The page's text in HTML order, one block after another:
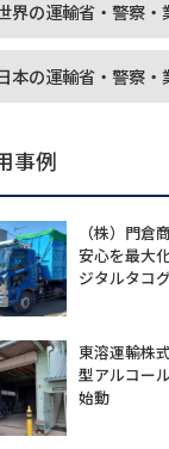
界の運輸省・警察・
本の運輸省・警察・
事例
（株）門倉
安心を最大
ジタルタコ
東溶運輸株
型アルコー
始動